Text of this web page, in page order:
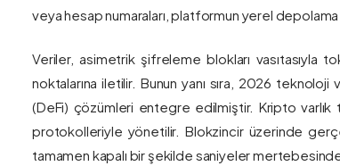
veya hesap numaraları, platformun yerel
Veriler, asimetrik şifreleme blokları vasıtasıyla
noktalarına iletilir. Bunun yanı sıra, 2026
(DeFi) çözümleri entegre edilmiştir. Kripto varlık
protokolleriyle yönetilir. Blokzincir üzerinde
tamamen kapalı bir şekilde saniyeler mertebesinde